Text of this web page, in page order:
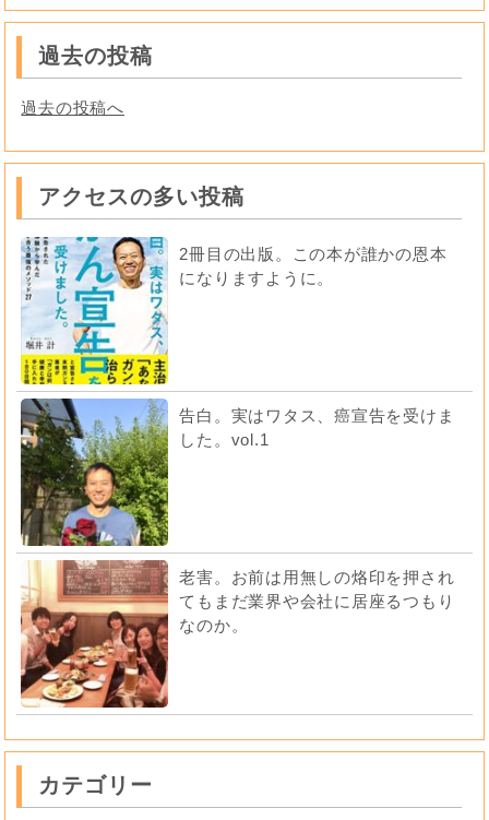
過去の投稿
過去の投稿へ
アクセスの多い投稿
2冊目の出版。この本が誰かの恩本
になりますように。
告白。実はワタス、癌宣告を受けま
した。vol.1
老害。お前は用無しの烙印を押され
てもまだ業界や会社に居座るつもり
なのか。
カテゴリー